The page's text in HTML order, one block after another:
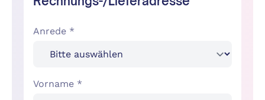
Anrede *
Vorname *